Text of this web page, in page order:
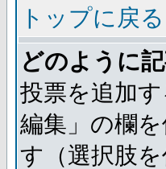
トップに戻る
どのように
投票を追加
編集」の欄
す（選択肢